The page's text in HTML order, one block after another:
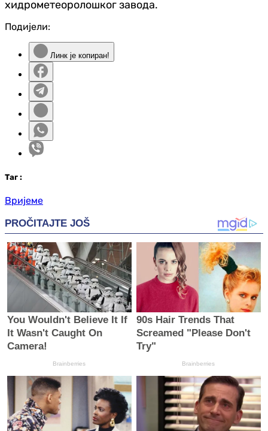
хидрометеоролошког завода.
Подијели:
Линк је копиран!
Таг :
Вријеме